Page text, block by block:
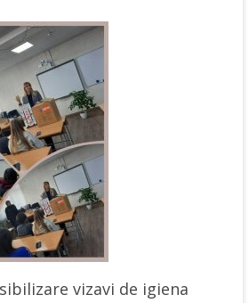
vizavi de igiena